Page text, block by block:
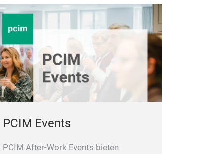
PCIM Events
PCIM After-Work Events bieten